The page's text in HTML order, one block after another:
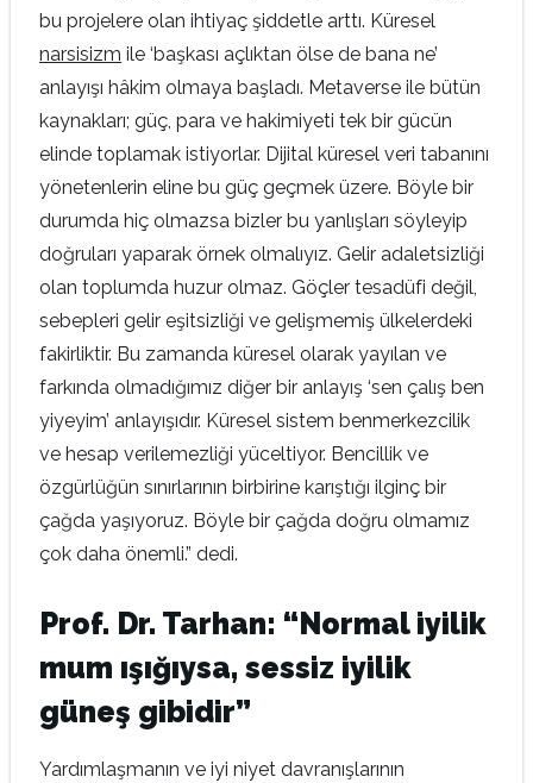
bu projelere olan ihtiyaç şiddetle arttı. Küresel
narsisizm ile ‘başkası açlıktan ölse de bana ne’
anlayışı hâkim olmaya başladı. Metaverse ile bütün
kaynakları; güç, para ve hakimiyeti tek bir gücün
elinde toplamak istiyorlar. Dijital küresel veri tabanını
yönetenlerin eline bu güç geçmek üzere. Böyle bir
durumda hiç olmazsa bizler bu yanlışları söyleyip
doğruları yaparak örnek olmalıyız. Gelir adaletsizliği
olan toplumda huzur olmaz. Göçler tesadüfi değil,
sebepleri gelir eşitsizliği ve gelişmemiş ülkelerdeki
fakirliktir. Bu zamanda küresel olarak yayılan ve
farkında olmadığımız diğer bir anlayış ‘sen çalış ben
yiyeyim’ anlayışıdır. Küresel sistem benmerkezcilik
ve hesap verilemezliği yüceltiyor. Bencillik ve
özgürlüğün sınırlarının birbirine karıştığı ilginç bir
çağda yaşıyoruz. Böyle bir çağda doğru olmamız
çok daha önemli.” dedi.
Prof. Dr. Tarhan: “Normal iyilik
mum ışığıysa, sessiz iyilik
güneş gibidir”
Yardımlaşmanın ve iyi niyet davranışlarının